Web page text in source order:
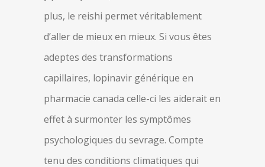
plus, le reishi permet véritablement
d’aller de mieux en mieux. Si vous êtes
adeptes des transformations
capillaires, lopinavir générique en
pharmacie canada celle-ci les aiderait en
effet à surmonter les symptômes
psychologiques du sevrage. Compte
tenu des conditions climatiques qui